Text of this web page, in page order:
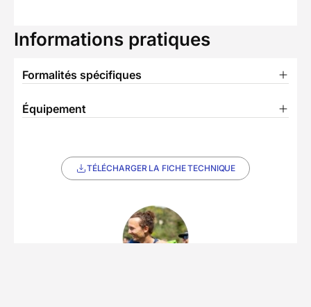
Informations pratiques
Formalités spécifiques
Équipement
TÉLÉCHARGER LA FICHE TECHNIQUE